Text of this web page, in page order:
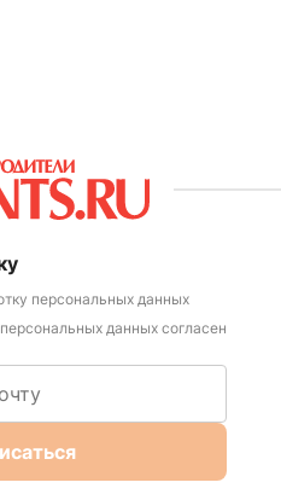
персональных данных
данных согласен